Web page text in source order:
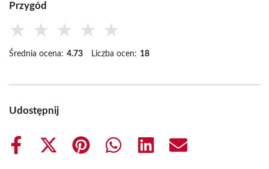
Przygód
★ ★ ★ ★ ★
Średnia ocena: 4.73 Liczba ocen: 18
Udostępnij
Share
Share
Share
Share
Share
Share